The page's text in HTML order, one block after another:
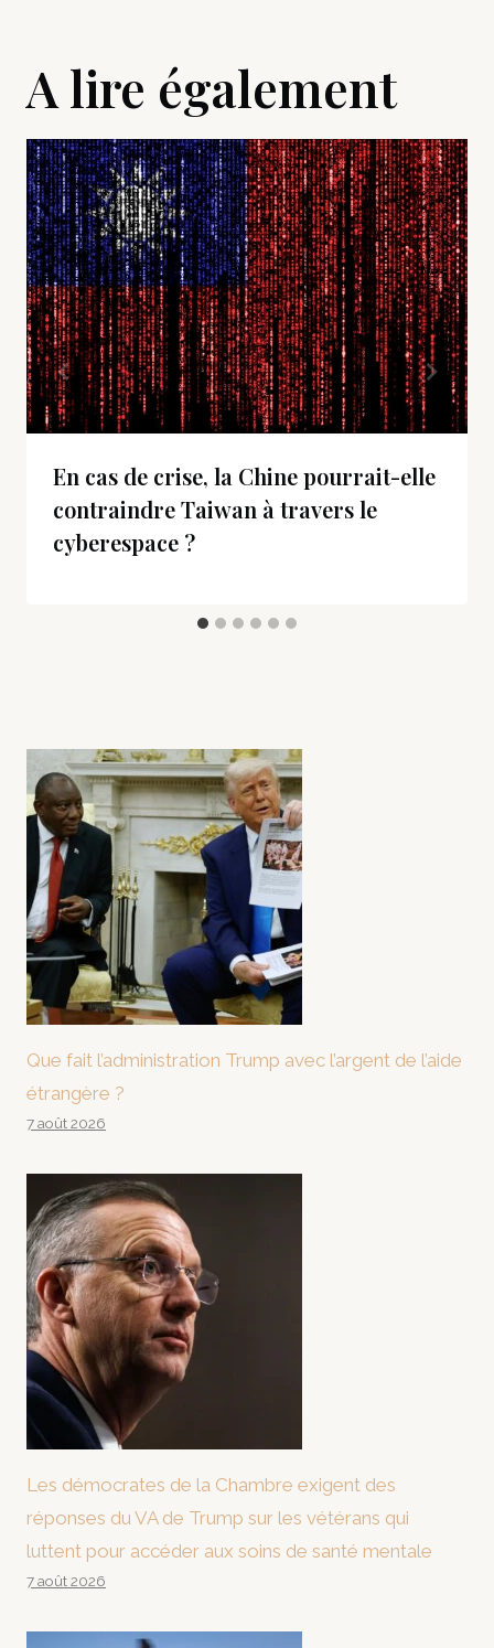
A lire également
En cas de crise, la Chine pourrait-elle
contraindre Taiwan à travers le
cyberespace ?
Que fait l’administration Trump avec l’argent de l’aide
étrangère ?
7 août 2026
Les démocrates de la Chambre exigent des
réponses du VA de Trump sur les vétérans qui
luttent pour accéder aux soins de santé mentale
7 août 2026